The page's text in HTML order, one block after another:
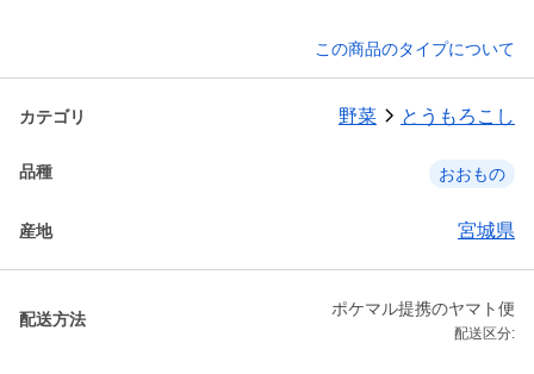
この商品のタイプについて
カテゴリ 野菜 とうもろこし
品種 おおもの
産地 宮城県
配送方法
ポケマル提携のヤマト便
配送区分: